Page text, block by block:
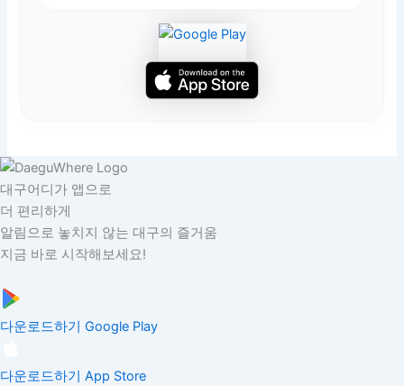
대구어디가 앱으로
더 편리하게
알림으로 놓치지 않는 대구의 즐거움
지금 바로 시작해보세요!
다운로드하기 Google Play
다운로드하기 App Store